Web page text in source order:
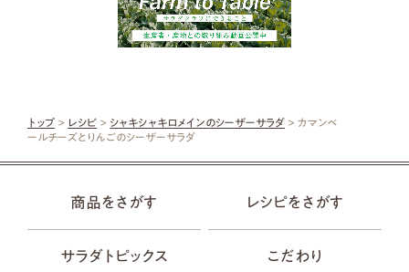
トップ > レシピ > シャキシャキロメインのシーザーサラダ > カマンベ
ールチーズとりんごのシーザーサラダ
商品をさがす レシピをさがす
サラダトピックス こだわり